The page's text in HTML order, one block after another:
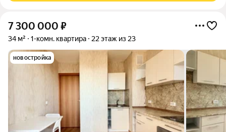
7 300 000 ₽
34 м² 1-комн. квартира 22 этаж из 23
новостройка